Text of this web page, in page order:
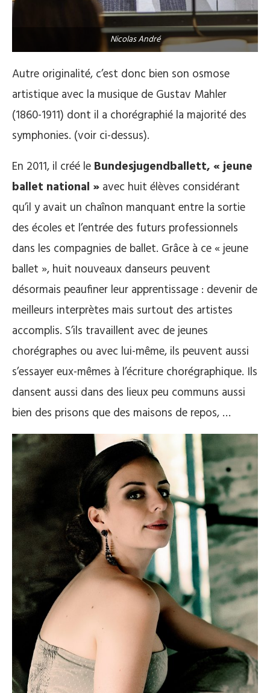
Nicolas André
Autre originalité, c’est donc bien son osmose
artistique avec la musique de Gustav Mahler
(1860-1911) dont il a chorégraphié la majorité des
symphonies. (voir ci-dessus).
En 2011, il créé le Bundesjugendballett, « jeune
ballet national » avec huit élèves considérant
qu’il y avait un chaînon manquant entre la sortie
des écoles et l’entrée des futurs professionnels
dans les compagnies de ballet. Grâce à ce « jeune
ballet », huit nouveaux danseurs peuvent
désormais peaufiner leur apprentissage : devenir de
meilleurs interprètes mais surtout des artistes
accomplis. S’ils travaillent avec de jeunes
chorégraphes ou avec lui-même, ils peuvent aussi
s’essayer eux-mêmes à l’écriture chorégraphique. Ils
dansent aussi dans des lieux peu communs aussi
bien des prisons que des maisons de repos, …